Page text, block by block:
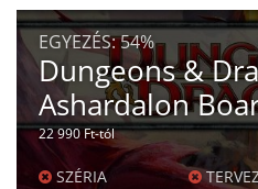
EGYEZÉS:54%
Dungeons &
Ashardalon
22 990 Ft-tól
SZÉRIA